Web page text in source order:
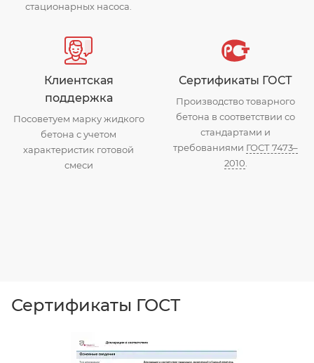
стационарных насоса.
Клиентская
поддержка
Посоветуем марку жидкого
бетона с учетом
характеристик готовой
смеси
Сертификаты ГОСТ
Производство товарного
бетона в соответствии со
стандартами и
требованиями ГОСТ 7473–
2010
Сертификаты ГОСТ